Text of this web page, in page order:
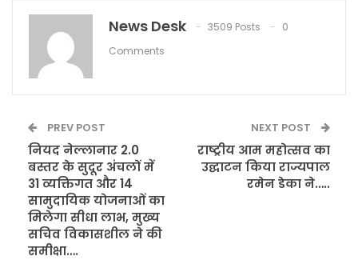
News Desk 3509 Posts
0
Comments
PREV POST
नियद नेल्लानार 2.0
बस्तर के सुदूर अंचलों में
31 व्यक्तिगत और 14
सामुदायिक योजनाओं का
मिलेगा सीधा लाभ, मुख्य
सचिव विकासशील ने की
समीक्षा….
NEXT POST
राष्ट्रीय आम महोत्सव का
उद्घाटन किया राज्यपाल
रमेन डेका ने…..